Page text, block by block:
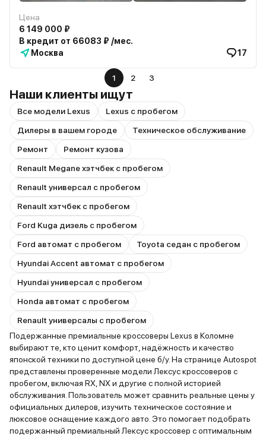
Цена
6 149 000 ₽
В кредит от 66083 ₽ /мес.
Москва
17
1 2 3
Наши клиенты ищут
Все модели Lexus
Lexus с пробегом
Дилеры в вашем городе
Техническое обслуживание
Ремонт
Ремонт кузова
Renault Megane хэтчбек с пробегом
Renault универсал с пробегом
Renault хэтчбек с пробегом
Ford Kuga дизель с пробегом
Ford автомат с пробегом
Toyota седан с пробегом
Hyundai Accent автомат с пробегом
Hyundai универсал с пробегом
Honda автомат с пробегом
Renault универсалы с пробегом
Подержанные премиальные кроссоверы Lexus в Коломне
выбирают те, кто ценит комфорт, надёжность и качество
японской техники по доступной цене б/у. На странице Autospot
представлены проверенные модели Лексус кроссоверов с
пробегом, включая RX, NX и другие с полной историей
обслуживания. Пользователь может сравнить реальные цены у
официальных дилеров, изучить техническое состояние и
люксовое оснащение каждого авто. Это помогает подобрать
подержанный премиальный Лексус кроссовер с оптимальным